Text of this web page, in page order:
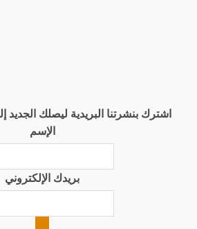
اشترك بنشرتنا البريدية ليصلك الجديد
الإسم
بريدك الإلكتروني